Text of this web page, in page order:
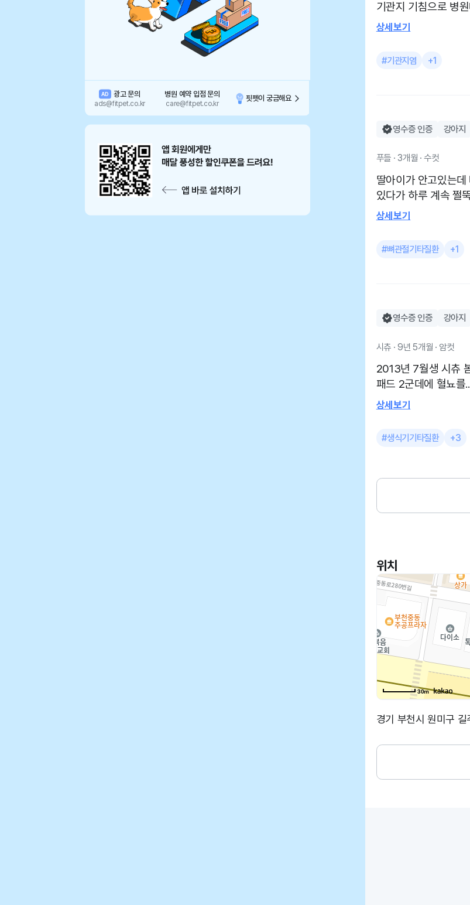
AD 광고 문의
ads@fitpet.co.kr
병원 예약 입점 문의
care@fitpet.co.kr
핏펫이 궁금해요
기관지 기침으로 병원내원했습니
니 심해지기도했어요. 처음에는 켁켁대듯이 기침을 하고 이
림. 이물질토해내듯 기
고, 3마리 하늘나라로
병원이에요. 물론 임원장님 과잉진료없고 모든 환견들 다 친
절하게 진료해주고 계십니다. 부천에서는
병원이에요. 진료 진
로 연락주셔서 해마
제가 개인구조하는 아이
고ㅠ (이제 저희집
다니고있어요.
상세보기
#기관지염 +1
영수증 인증 강아지
푸들 · 3개월 · 수컷
딸아이가 안고있는
있다가 하루 계속 쩔
어보고 뼈가 부러졌
나 세세하게 만져보
말라고 하시네요 아이 입양하고 동네에 병원 갔다가 여기가
절하십니다~ 접종가
주차도 편해서 여기
상세보기
#뼈관절기타질환 +1
영수증 인증 강아지
시츄 · 9년 5개월 · 암컷
2013년 7월생 시츄
패드 2군데에 혈뇨를.. 이런일이 첨이라서, 예약도 안한 부천
지중해병원 내원해서
봐주셔서 너무 감사드
상세보기
#생식기기타질환 +3
위치
30m
경기 부천시 원미구